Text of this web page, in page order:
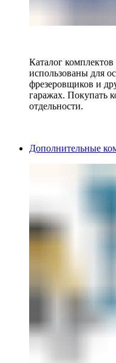
Каталог
использованы для
фрезеровщиков и
гаражах. Покупать
отдельности.
Дополнительные